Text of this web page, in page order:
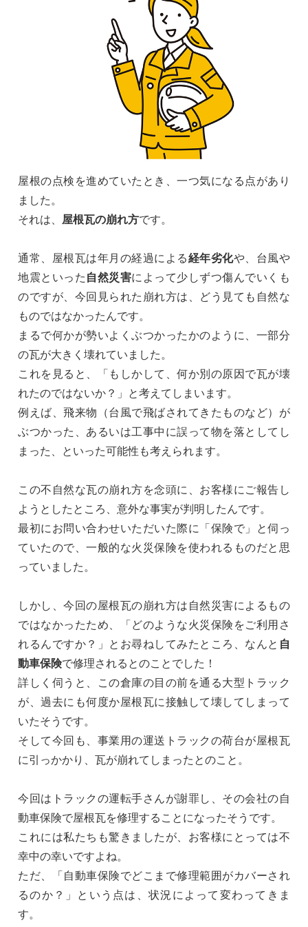
屋根の点検を進めていたとき、一つ気になる点があり
ました。
それは、 屋根瓦の崩れ方です。
通常、屋根瓦は年月の経過による経年劣化や、台風や
地震といった 自然災害によって少しずつ傷んでいくも
のですが、今回見られた崩れ方は、どう見ても自然な
ものではなかったんです。
まるで何かが勢いよくぶつかったかのように、一部分
の瓦が大きく壊れていました。
これを見ると、「もしかして、何か別の原因で瓦が壊
れたのではないか？」と考えてしまいます。
例えば、飛来物（台風で飛ばされてきたものなど）が
ぶつかった、あるいは工事中に誤って物を落としてし
まった、といった可能性も考えられます。
この不自然な瓦の崩れ方を念頭に、お客様にご報告し
ようとしたところ、意外な事実が判明したんです。
最初にお問い合わせいただいた際に「保険で」と伺っ
ていたので、一般的な火災保険を使われるものだと思
っていました。
しかし、今回の屋根瓦の崩れ方は自然災害によるもの
ではなかったため、「どのような火災保険をご利用さ
れるんですか？」とお尋ねしてみたところ、なんと 自
動車保険で修理されるとのことでした！
詳しく伺うと、この倉庫の目の前を通る大型トラック
が、過去にも何度か屋根瓦に接触して壊してしまって
いたそうです。
そして今回も、事業用の運送トラックの荷台が屋根瓦
に引っかかり、瓦が崩れてしまったとのこと。
今回はトラックの運転手さんが謝罪し、その会社の自
動車保険で屋根瓦を修理することになったそうです。
これには私たちも驚きましたが、お客様にとっては不
幸中の幸いですよね。
ただ、「自動車保険でどこまで修理範囲がカバーされ
るのか？」という点は、状況によって変わってきま
す。